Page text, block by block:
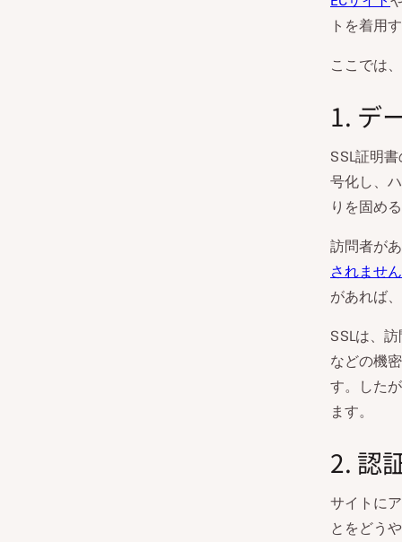
トを着用
ここでは
1. デ
SSL証明
号化し、
りを固め
訪問者が
されません
があれば
SSLは、
などの機
す。した
ます。
2. 認
サイトに
とをどう